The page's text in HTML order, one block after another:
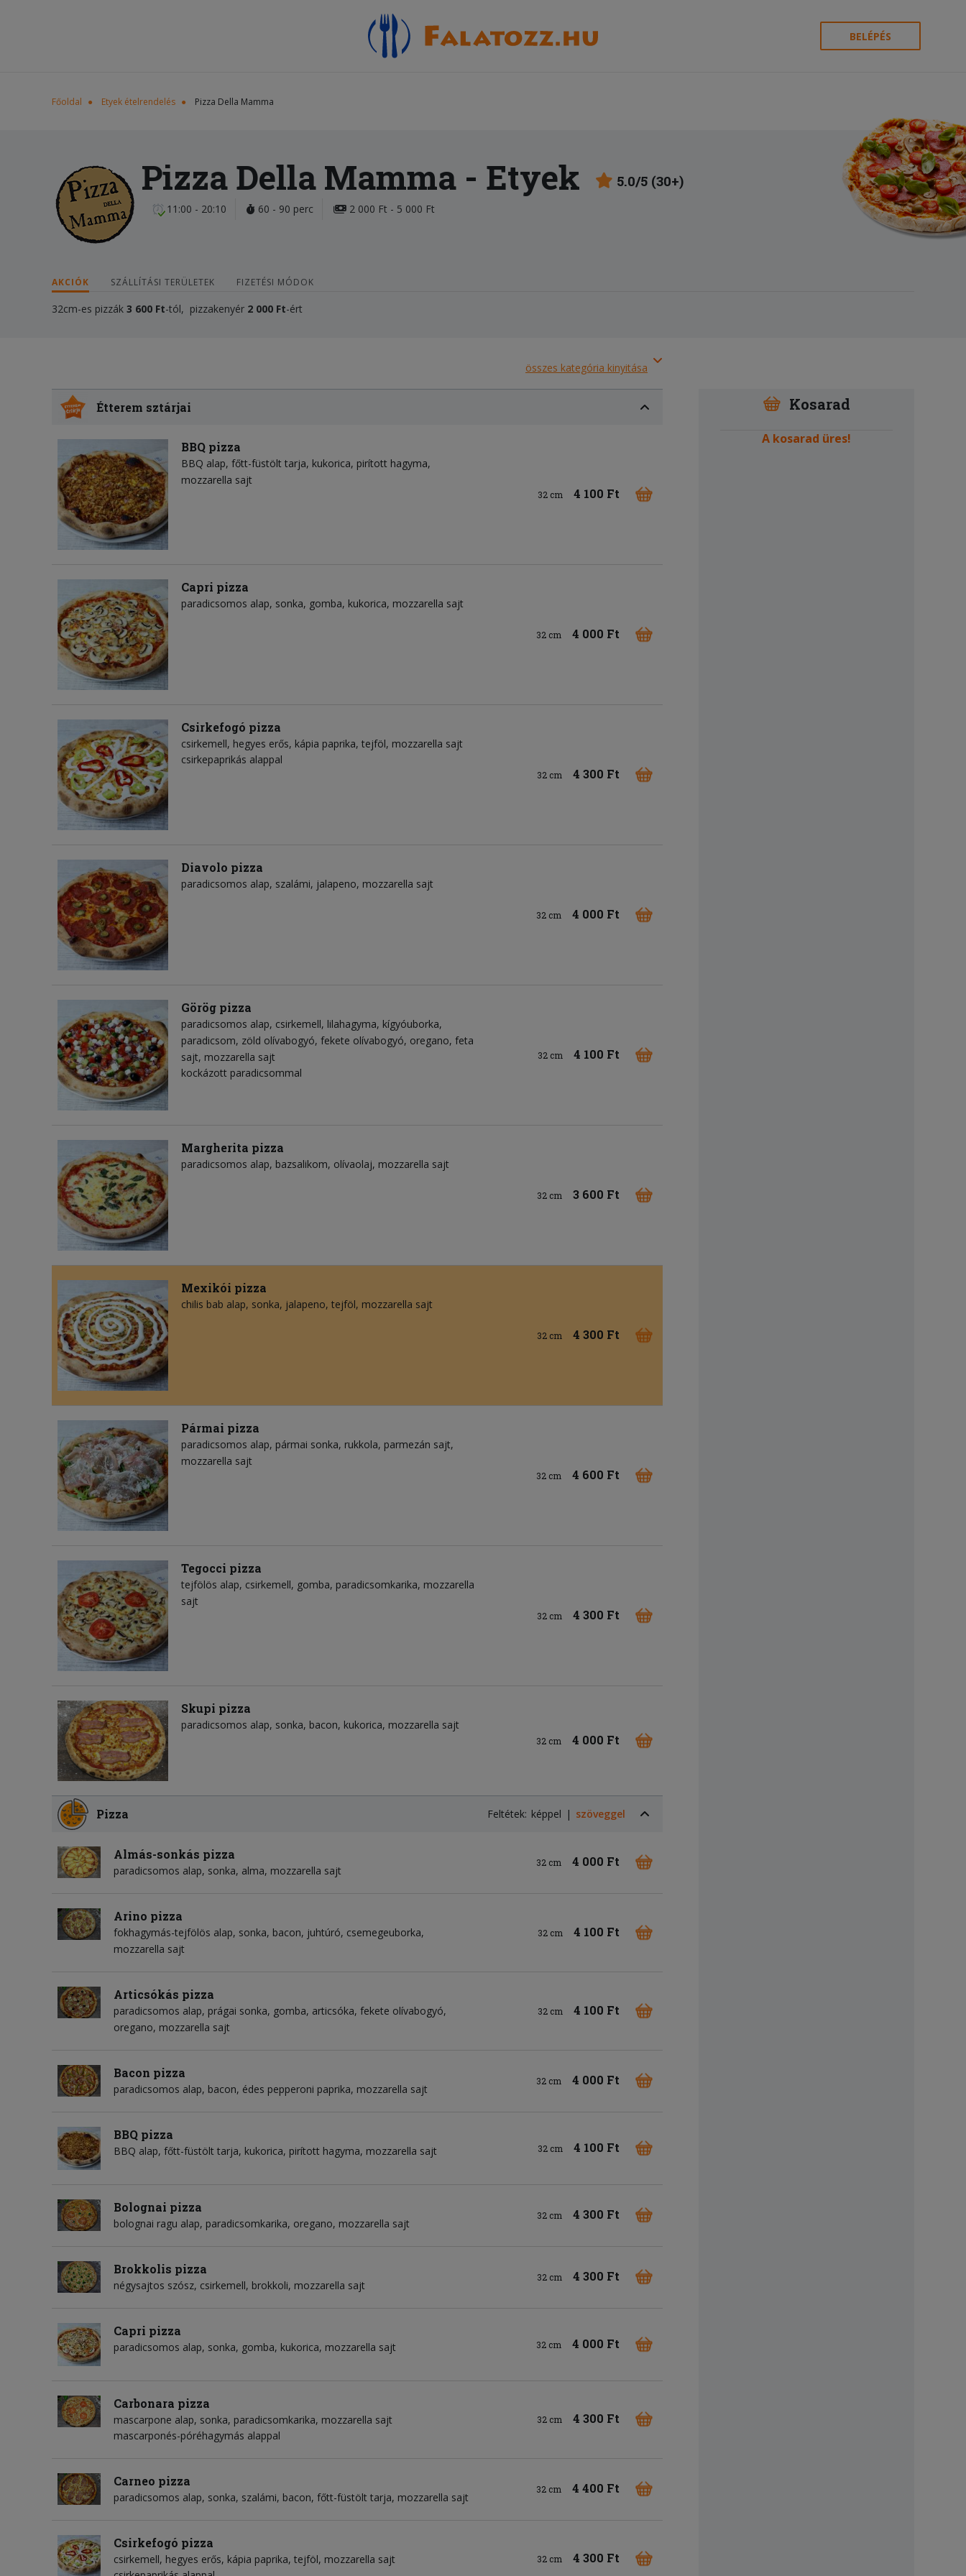
BELÉPÉS
Főoldal Etyek ételrendelés Pizza Della Mamma
Pizza Della Mamma - Etyek 5.0/5 (30+)
11:00 - 20:10 60 - 90 perc 2 000 Ft - 5 000 Ft
AKCIÓK SZÁLLÍTÁSI TERÜLETEK FIZETÉSI MÓDOK
32cm-es pizzák 3 600 Ft-tól, pizzakenyér 2 000 Ft-ért
összes kategória kinyitása
Étterem sztárjai
BBQ pizza
BBQ alap főtt-füstölt tarja kukorica pirított hagyma
mozzarella sajt
32 cm 4 100 Ft
Capri pizza
paradicsomos alap sonka gomba kukorica mozzarella sajt
32 cm 4 000 Ft
Csirkefogó pizza
csirkemell hegyes erős kápia paprika tejföl mozzarella sajt
csirkepaprikás alappal
32 cm 4 300 Ft
Diavolo pizza
paradicsomos alap szalámi jalapeno mozzarella sajt
32 cm 4 000 Ft
Görög pizza
paradicsomos alap csirkemell lilahagyma kígyóuborka
paradicsom zöld olívabogyó fekete olívabogyó oregano feta
sajt mozzarella sajt
kockázott paradicsommal
32 cm 4 100 Ft
Margherita pizza
paradicsomos alap bazsalikom olívaolaj mozzarella sajt
32 cm 3 600 Ft
Mexikói pizza
chilis bab alap sonka jalapeno tejföl mozzarella sajt
32 cm 4 300 Ft
Pármai pizza
paradicsomos alap pármai sonka rukkola parmezán sajt
mozzarella sajt
32 cm 4 600 Ft
Tegocci pizza
tejfölös alap csirkemell gomba paradicsomkarika mozzarella
sajt
32 cm 4 300 Ft
Skupi pizza
paradicsomos alap sonka bacon kukorica mozzarella sajt
32 cm 4 000 Ft
Pizza Feltétek: képpel szöveggel
Almás-sonkás pizza
paradicsomos alap sonka alma mozzarella sajt
32 cm 4 000 Ft
Arino pizza
fokhagymás-tejfölös alap sonka bacon juhtúró csemegeuborka
mozzarella sajt
32 cm 4 100 Ft
Articsókás pizza
paradicsomos alap prágai sonka gomba articsóka fekete olívabogyó
oregano mozzarella sajt
32 cm 4 100 Ft
Bacon pizza
paradicsomos alap bacon édes pepperoni paprika mozzarella sajt
32 cm 4 000 Ft
BBQ pizza
BBQ alap főtt-füstölt tarja kukorica pirított hagyma mozzarella sajt 32 cm 4 100 Ft
Bolognai pizza
bolognai ragu alap paradicsomkarika oregano mozzarella sajt
32 cm 4 300 Ft
Brokkolis pizza
négysajtos szósz csirkemell brokkoli mozzarella sajt
32 cm 4 300 Ft
Capri pizza
paradicsomos alap sonka gomba kukorica mozzarella sajt 32 cm 4 000 Ft
Carbonara pizza
mascarpone alap sonka paradicsomkarika mozzarella sajt
mascarponés-póréhagymás alappal
32 cm 4 300 Ft
Carneo pizza
paradicsomos alap sonka szalámi bacon főtt-füstölt tarja mozzarella sajt
32 cm 4 400 Ft
Csirkefogó pizza
csirkemell hegyes erős kápia paprika tejföl mozzarella sajt
32 cm 4 300 Ft
Kosarad
A kosarad üres!